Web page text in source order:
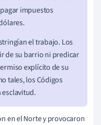
impuestos
el trabajo. Los
de su barrio ni predicar
explícito de su
tales, los Códigos
esclavitud.
en el Norte y provocaron